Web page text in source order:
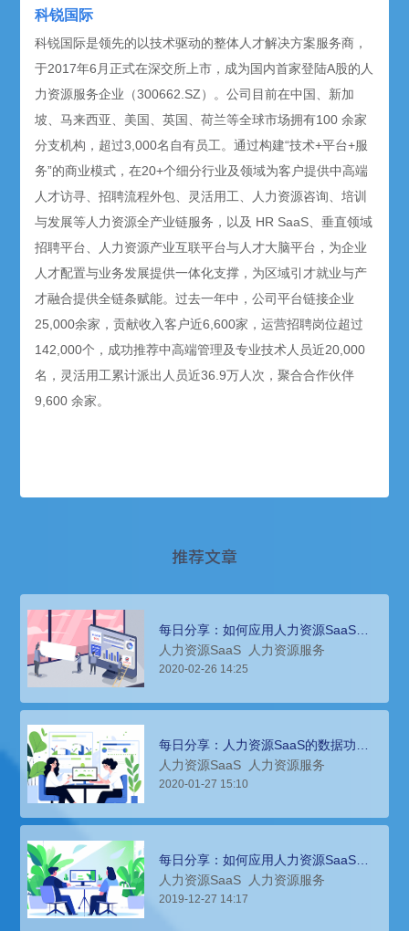
科锐国际
科锐国际是领先的以技术驱动的整体人才解决方案服务商，
于2017年6月正式在深交所上市，成为国内首家登陆A股的人
力资源服务企业（300662.SZ）。公司目前在中国、新加
坡、马来西亚、美国、英国、荷兰等全球市场拥有100 余家
分支机构，超过3,000名自有员工。通过构建“技术+平台+服
务”的商业模式，在20+个细分行业及领域为客户提供中高端
人才访寻、招聘流程外包、灵活用工、人力资源咨询、培训
与发展等人力资源全产业链服务，以及 HR SaaS、垂直领域
招聘平台、人力资源产业互联平台与人才大脑平台，为企业
人才配置与业务发展提供一体化支撑，为区域引才就业与产
才融合提供全链条赋能。过去一年中，公司平台链接企业
25,000余家，贡献收入客户近6,600家，运营招聘岗位超过
142,000个，成功推荐中高端管理及专业技术人员近20,000
名，灵活用工累计派出人员近36.9万人次，聚合合作伙伴
9,600 余家。
推荐文章
每日分享：如何应用人力资源SaaS提
供员工体验
人力资源SaaS 人力资源服务
2020-02-26 14:25
每日分享：人力资源SaaS的数据功能
和特点以及带来的价值
人力资源SaaS 人力资源服务
2020-01-27 15:10
每日分享：如何应用人力资源SaaS实
现薪酬管理
人力资源SaaS 人力资源服务
2019-12-27 14:17